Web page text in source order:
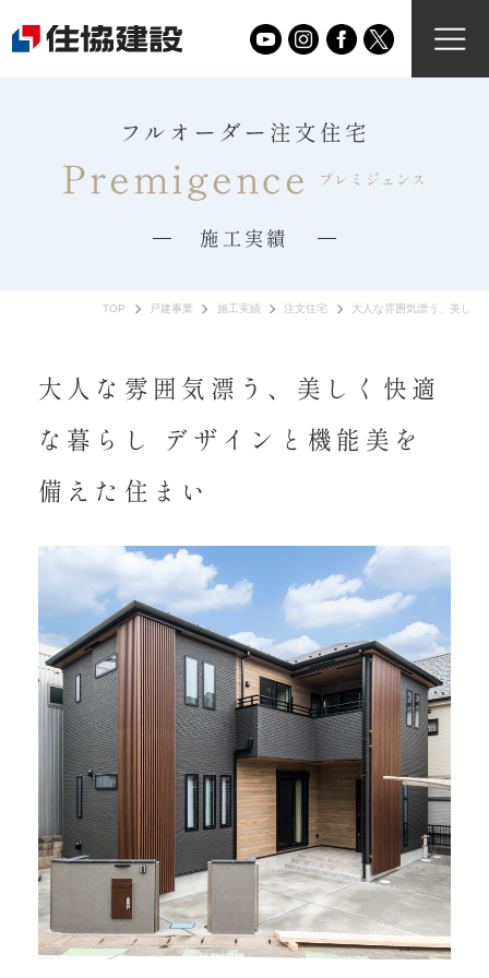
フルオーダー注文住宅
Premigence プレミジェンス
施工実績
TOP 戸建事業 施工実績 注文住宅 大人な雰囲気漂う、美しく
大人な雰囲気漂う、美しく快適
な暮らし デザインと機能美を
備えた住まい